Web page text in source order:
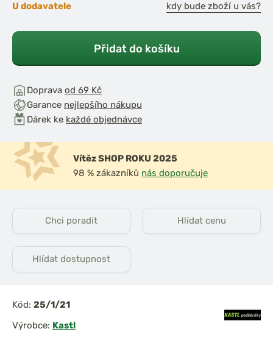
U dodavatele kdy bude zboží u vás?
Přidat do košíku
Doprava od 69 Kč
Garance nejlepšího nákupu
Dárek ke každé objednávce
Vítěz SHOP ROKU 2025
98 % zákazníků nás doporučuje
Chci poradit Hlídat cenu
Hlídat dostupnost
Kód: 25/1/21
Výrobce: Kastl